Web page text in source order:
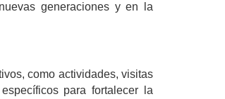
generaciones y en la
como actividades, visitas
para fortalecer la